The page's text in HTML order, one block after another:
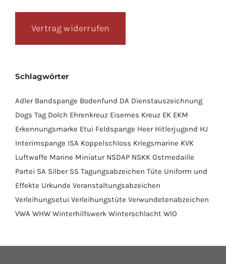
Vertrag widerrufen
Schlagwörter
Adler Bandspange Bodenfund DA Dienstauszeichnung
Dogs Tag Dolch Ehrenkreuz Eisernes Kreuz EK EKM
Erkennungsmarke Etui Feldspange Heer Hitlerjugend HJ
Interimspange ISA Koppelschloss Kriegsmarine KVK
Luftwaffe Marine Miniatur NSDAP NSKK Ostmedaille
Partei SA Silber SS Tagungsabzeichen Tüte Uniform und
Effekte Urkunde Veranstaltungsabzeichen
Verleihungsetui Verleihungstüte Verwundetenabzeichen
VWA WHW Winterhilfswerk Winterschlacht WIO